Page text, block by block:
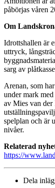
påbörjas våren
Om
Idrottshallen är
uttryck,
sarg av
Arenan, som
under mark
av Mies van
spelplan och är
nivåer.
Relaterad
https://
Dela